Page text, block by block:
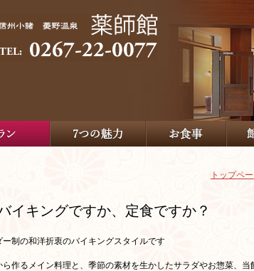
トップペ
イキングですか、定食ですか？
ー制の和洋折衷のバイキングスタイルです
ら作るメイン料理と、季節の素材を生かしたサラダやお惣菜、